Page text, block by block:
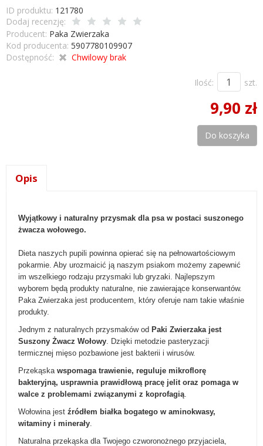
ID produktu: 121780
Dodaj recenzję:
Producent: Paka Zwierzaka
Kod producenta: 5907780109907
Dostępność:
Chwilowy brak
Ilość: szt.
9,90 zł
Do koszyka
Opis
Wyjątkowy i naturalny przysmak dla psa w postaci suszonego
żwacza wołowego.
Dieta naszych pupili powinna opierać się na pełnowartościowym
pokarmie. Aby urozmaicić ją naszym psiakom możemy zapewnić
im wszelkiego rodzaju przysmaki lub gryzaki. Najlepszym
wyborem będą produkty naturalne, nie zawierające konserwantów.
Paka Zwierzaka jest producentem, który oferuje nam takie właśnie
produkty.
Jednym z naturalnych przysmaków od Paki Zwierzaka jest
Suszony Żwacz Wołowy. Dzięki metodzie pasteryzacji
termicznej mięso pozbawione jest bakterii i wirusów.
Przekąska wspomaga trawienie, reguluje mikroflorę
bakteryjną, usprawnia prawidłową pracę jelit oraz pomaga w
walce z problemami związanymi z koprofagią.
Wołowina jest źródłem białka bogatego w aminokwasy,
witaminy i minerały.
Naturalna przekąska dla Twojego czworonożnego przyjaciela,